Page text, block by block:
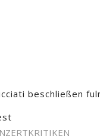
beschließen